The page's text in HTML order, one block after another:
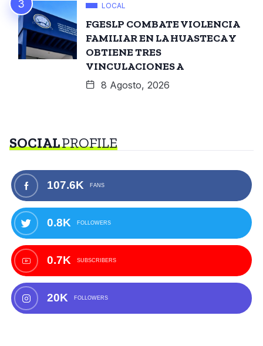
LOCAL
FGESLP COMBATE VIOLENCIA
FAMILIAR EN LA HUASTECA Y
OBTIENE TRES
VINCULACIONES A
8 Agosto, 2026
SOCIALPROFILE
107.6K FANS
0.8K FOLLOWERS
0.7K SUBSCRIBERS
20K FOLLOWERS